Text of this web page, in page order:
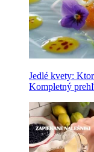
Jedlé kvety:
Kompletný